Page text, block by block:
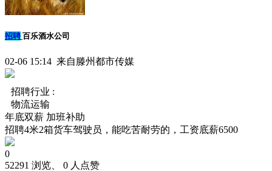
招聘 百乐酒水公司
02-06 15:14 来自滕州都市传媒
招聘行业 :
物流运输
年底双薪 加班补助
招聘4米2箱货车驾驶员，能吃苦耐劳的，工资底薪6500
0
52291 浏览、 0 人点赞